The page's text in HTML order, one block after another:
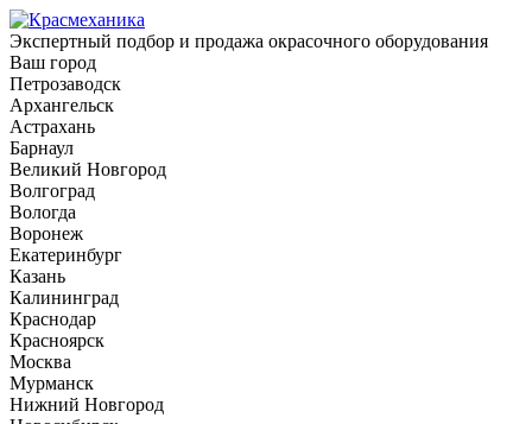
Экспертный подбор и продажа окрасочного оборудования
Ваш город
Петрозаводск
Архангельск
Астрахань
Барнаул
Великий Новгород
Волгоград
Вологда
Воронеж
Екатеринбург
Казань
Калининград
Краснодар
Красноярск
Москва
Мурманск
Нижний Новгород